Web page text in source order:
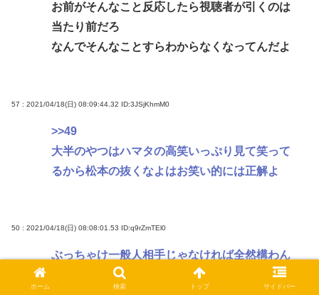
お前がそんなこと反応したら視聴者が引くのは
当たり前だろ
なんでそんなことすらわからなくなってんだよ
57 : 2021/04/18(日) 08:09:44.32 ID:3JSjKhmM0
>>49
大半のやつはハマタの高笑いっぷり見て笑って
るから松本の抜くなよはお笑い的には正解よ
50 : 2021/04/18(日) 08:08:01.53 ID:q9rZmTEl0
ぶっちゃけ一般人相手じゃなければ全然構わん
引くならチャンネル変えろ
ホーム 検索 トップ サイドバー